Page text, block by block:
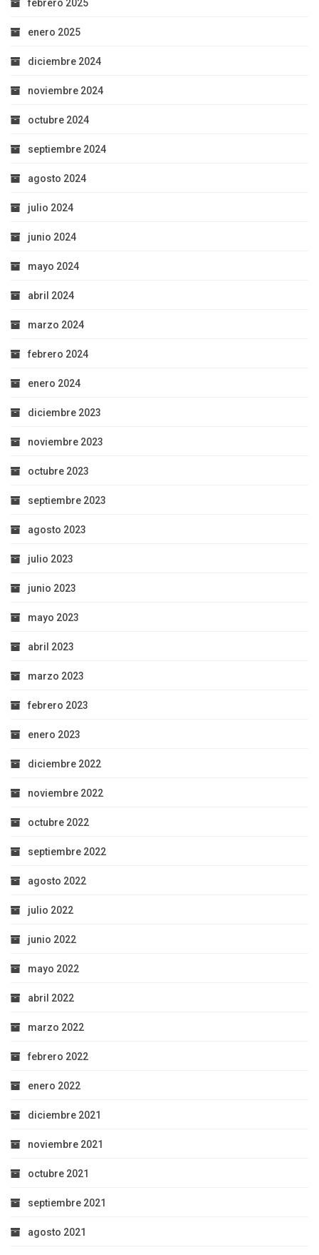
febrero 2025
enero 2025
diciembre 2024
noviembre 2024
octubre 2024
septiembre 2024
agosto 2024
julio 2024
junio 2024
mayo 2024
abril 2024
marzo 2024
febrero 2024
enero 2024
diciembre 2023
noviembre 2023
octubre 2023
septiembre 2023
agosto 2023
julio 2023
junio 2023
mayo 2023
abril 2023
marzo 2023
febrero 2023
enero 2023
diciembre 2022
noviembre 2022
octubre 2022
septiembre 2022
agosto 2022
julio 2022
junio 2022
mayo 2022
abril 2022
marzo 2022
febrero 2022
enero 2022
diciembre 2021
noviembre 2021
octubre 2021
septiembre 2021
agosto 2021